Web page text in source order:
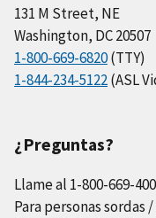
131 M Street, NE
Washington, DC 20507
1-800-669-6820(TTY)
1-844-234-5122(ASL
¿Preguntas?
Llame al 1-800-669-
Para personas